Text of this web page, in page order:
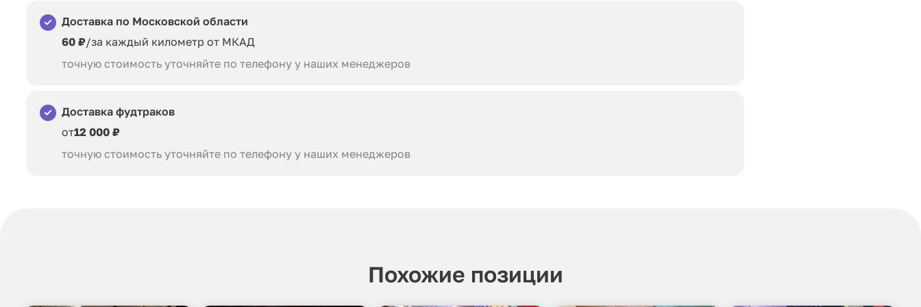
Доставка по Московской области
60 ₽/за каждый километр от МКАД
точную стоимость уточняйте по телефону у наших менеджеров
Доставка фудтраков
от12 000 ₽
точную стоимость уточняйте по телефону у наших менеджеров
Похожие позиции